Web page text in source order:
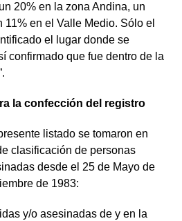
20% en la zona Andina, un
11% en el Valle Medio. Sólo el
el lugar donde se
confirmado que fue dentro de la
la confección del registro
listado se tomaron en
clasificación de personas
desde el 25 de Mayo de
de 1983:
y/o asesinadas de y en la